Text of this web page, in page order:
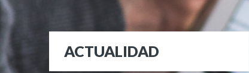
ACTUALIDAD